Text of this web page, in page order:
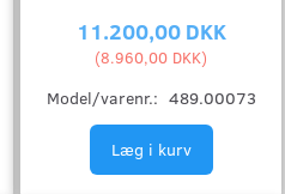
11.200,00 DKK
(8.960,00 DKK)
Model/varenr.: 489.00073
Læg i kurv